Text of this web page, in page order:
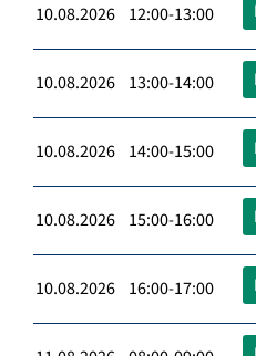
10.08.2026 12:00-13:00
10.08.2026 13:00-14:00
10.08.2026 14:00-15:00
10.08.2026 15:00-16:00
10.08.2026 16:00-17:00